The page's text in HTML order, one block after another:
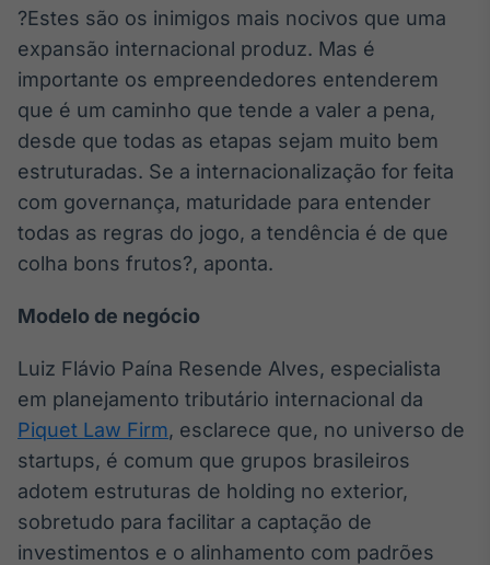
Tokenização
de ativos
Em breve
Crédito
Em breve
?Estes são os inimigos mais nocivos que uma
expansão internacional produz. Mas é
importante os empreendedores entenderem
que é um caminho que tende a valer a pena,
desde que todas as etapas sejam muito bem
estruturadas. Se a internacionalização for feita
com governança, maturidade para entender
todas as regras do jogo, a tendência é de que
colha bons frutos?, aponta.
Modelo de negócio
Luiz Flávio Paína Resende Alves, especialista
em planejamento tributário internacional da
Piquet Law Firm, esclarece que, no universo de
startups, é comum que grupos brasileiros
adotem estruturas de holding no exterior,
sobretudo para facilitar a captação de
investimentos e o alinhamento com padrões